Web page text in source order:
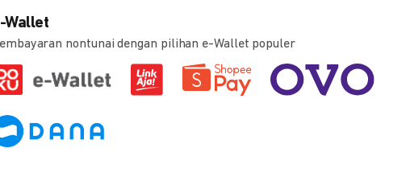
Wallet
nontunai dengan pilihan e-Wallet populer